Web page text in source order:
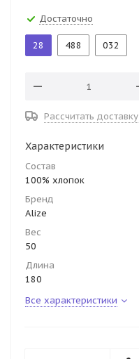
Достаточно
28 488 032
Рассчитать доставку
Характеристики
Состав
100% хлопок
Бренд
Alize
Вес
50
Длина
180
Все характеристики